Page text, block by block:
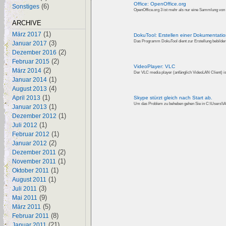
Sonstiges (6)
ARCHIVE
März 2017 (1)
Januar 2017 (3)
Dezember 2016 (2)
Februar 2015 (2)
März 2014 (2)
Januar 2014 (1)
August 2013 (4)
April 2013 (1)
Januar 2013 (1)
Dezember 2012 (1)
Juli 2012 (1)
Februar 2012 (1)
Januar 2012 (2)
Dezember 2011 (2)
November 2011 (1)
Oktober 2011 (1)
August 2011 (1)
Juli 2011 (3)
Mai 2011 (9)
März 2011 (5)
Februar 2011 (8)
Office: OpenOffice.org
DokuTool: Erstellen einer
VideoPlayer: VLC
Der VLC media player (anfänglich VideoLAN Client)
Skype stürzt gleich nach Start ab.
Um das Problem zu beheben gehen Sie in